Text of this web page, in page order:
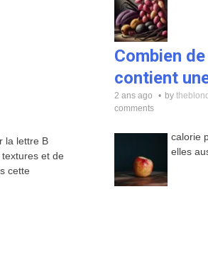
la lettre B
et de
cette
Combien
contient
2 ans ago by
comments
calorie
elles